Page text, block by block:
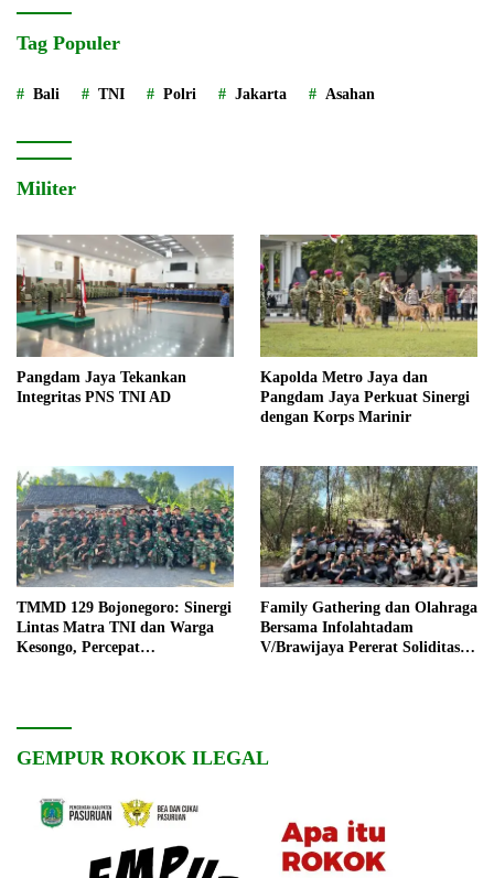
Tag Populer
Bali TNI Polri Jakarta Asahan
Militer
Pangdam Jaya Tekankan
Integritas PNS TNI AD
Kapolda Metro Jaya dan
Pangdam Jaya Perkuat Sinergi
dengan Korps Marinir
TMMD 129 Bojonegoro: Sinergi
Lintas Matra TNI dan Warga
Kesongo, Percepat
Family Gathering dan Olahraga
Bersama Infolahtadam
V/Brawijaya Pererat Soliditas
GEMPUR ROKOK ILEGAL